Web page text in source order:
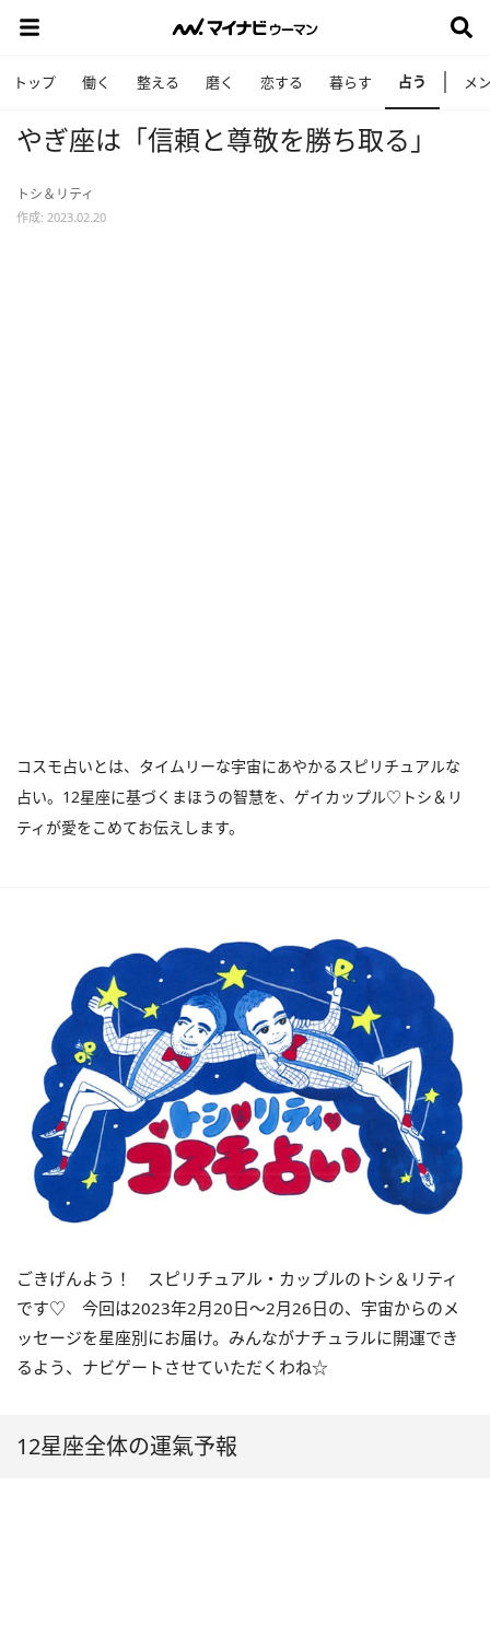
トップ 働く 整える 磨く 恋する 暮らす 占う メ
やぎ座は「信頼と尊敬を勝ち取る」
トシ＆リティ
作成: 2023.02.20
コスモ占いとは、タイムリーな宇宙にあやかるスピリチュアルな
占い。12星座に基づくまほうの智慧を、ゲイカップル♡トシ＆リ
ティが愛をこめてお伝えします。
ごきげんよう！ スピリチュアル・カップルのトシ＆リティ
です♡ 今回は2023年2月20日〜2月26日の、宇宙からのメ
ッセージを星座別にお届け。みんながナチュラルに開運でき
るよう、ナビゲートさせていただくわね☆
12星座全体の運氣予報